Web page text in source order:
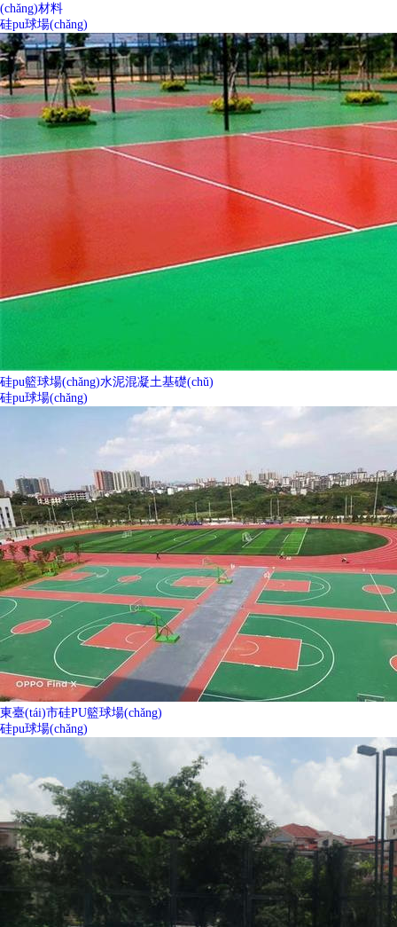
(chǎng)材料
硅pu球場(chǎng)
硅pu籃球場(chǎng)水泥混凝土基礎(chǔ)
硅pu球場(chǎng)
東臺(tái)市硅PU籃球場(chǎng)
硅pu球場(chǎng)